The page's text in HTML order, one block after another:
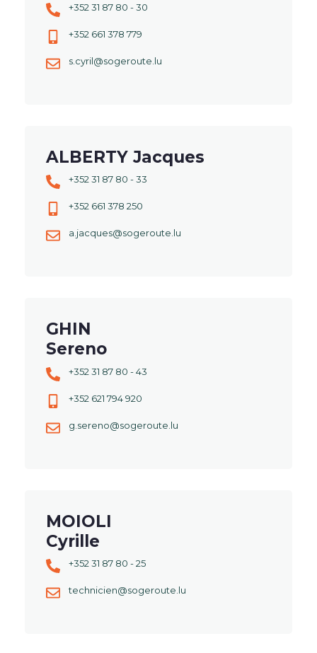
+352 31 87 80 - 30
+352 661 378 779
s.cyril@sogeroute.lu
ALBERTY Jacques
+352 31 87 80 - 33
+352 661 378 250
a.jacques@sogeroute.lu
GHIN
Sereno
+352 31 87 80 - 43
+352 621 794 920
g.sereno@sogeroute.lu
MOIOLI
Cyrille
+352 31 87 80 - 25
technicien@sogeroute.lu